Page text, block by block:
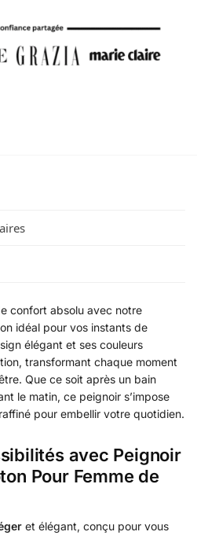
confort absolu avec notre
idéal pour vos instants de
élégant et ses couleurs
transformant chaque moment
Que ce soit après un bain
le matin, ce peignoir s’impose
pour embellir votre quotidien.
avec Peignoir
Pour Femme de
et élégant, conçu pour vous